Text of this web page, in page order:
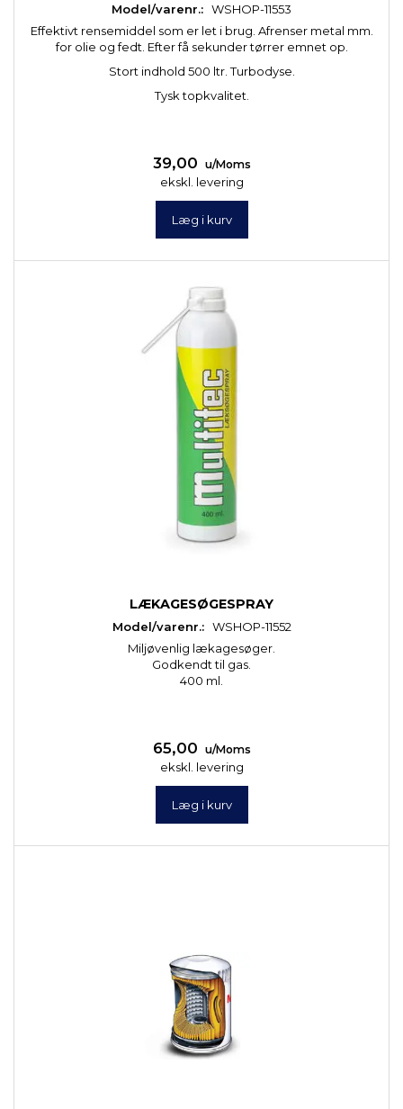
Model/varenr.: WSHOP-11553
Effektivt rensemiddel som er let i brug. Afrenser metal mm.
for olie og fedt. Efter få sekunder tørrer emnet op.
Stort indhold 500 ltr. Turbodyse.
Tysk topkvalitet.
39,00 u/Moms
ekskl. levering
Læg i kurv
LÆKAGESØGESPRAY
Model/varenr.: WSHOP-11552
Miljøvenlig lækagesøger.
Godkendt til gas.
400 ml.
65,00 u/Moms
ekskl. levering
Læg i kurv